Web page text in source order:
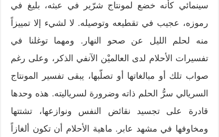
سينمائي كأنه خضع لمونتاج شرّير في عبثه، بليغ في
رموزه، عجيب في تقطيعه وتوصيله. لا لشيء إلا تمييزاً
منه لحلم الليل عن صحو النهار. ومهما توغلنا في
تفسيرات الأحلام لدى العالميْن الآنفي الذكر، وعلى رغم
صواب تلك أو مبالغاتها أو تصلّبها، يبقى تفسير المونتاج
السريالي سرُّ الحلم ذاته وضرورة لسرياليته. هذه وحدها
قادرة على تجسيد نقائض النفس ونوازعها، تشتتها
ومخاوفها في مشهد عابر. ماهية الأحلام أن تكون ألغازاً